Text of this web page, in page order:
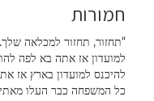
חמורות
“תחזור, תחזור למכלאה
למועדון אז אתה בא לפה
להיכנס למועדון בארץ אז
כל המשפחה כבר העלו